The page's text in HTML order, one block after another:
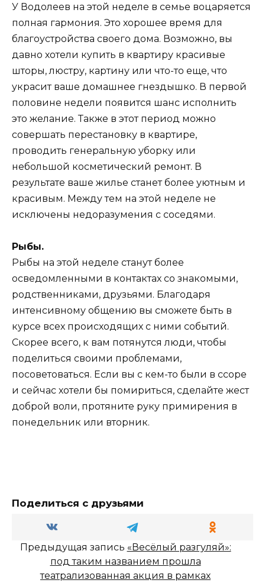
У Водолеев на этой неделе в семье воцаряется
полная гармония. Это хорошее время для
благоустройства своего дома. Возможно, вы
давно хотели купить в квартиру красивые
шторы, люстру, картину или что-то еще, что
украсит ваше домашнее гнездышко. В первой
половине недели появится шанс исполнить
это желание. Также в этот период можно
совершать перестановку в квартире,
проводить генеральную уборку или
небольшой косметический ремонт. В
результате ваше жилье станет более уютным и
красивым. Между тем на этой неделе не
исключены недоразумения с соседями.
Рыбы.
Рыбы на этой неделе станут более
осведомленными в контактах со знакомыми,
родственниками, друзьями. Благодаря
интенсивному общению вы сможете быть в
курсе всех происходящих с ними событий.
Скорее всего, к вам потянутся люди, чтобы
поделиться своими проблемами,
посоветоваться. Если вы с кем-то были в ссоре
и сейчас хотели бы помириться, сделайте жест
доброй воли, протяните руку примирения в
понедельник или вторник.
Поделиться с друзьями
Предыдущая запись «Весёлый разгуляй»:
под таким названием прошла
театрализованная акция в рамках